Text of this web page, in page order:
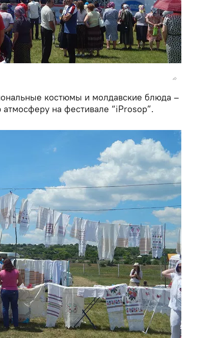
костюмы и молдавские блюда –
на фестивале “iProsop”.